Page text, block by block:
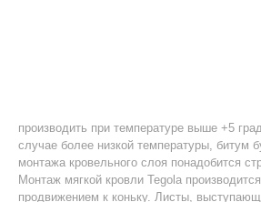
производить при температуре выше +5
случае более низкой температуры, битум
монтажа кровельного слоя понадобится
Монтаж мягкой кровли Tegola
продвижением к коньку. Листы,